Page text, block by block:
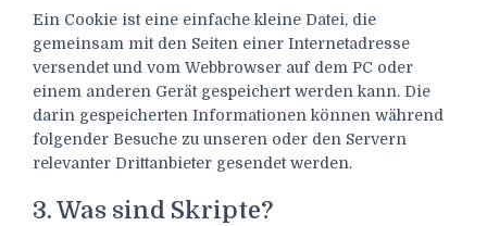
Ein Cookie ist eine einfache kleine Datei, die
gemeinsam mit den Seiten einer Internetadresse
versendet und vom Webbrowser auf dem PC oder
einem anderen Gerät gespeichert werden kann. Die
darin gespeicherten Informationen können während
folgender Besuche zu unseren oder den Servern
relevanter Drittanbieter gesendet werden.
3. Was sind Skripte?